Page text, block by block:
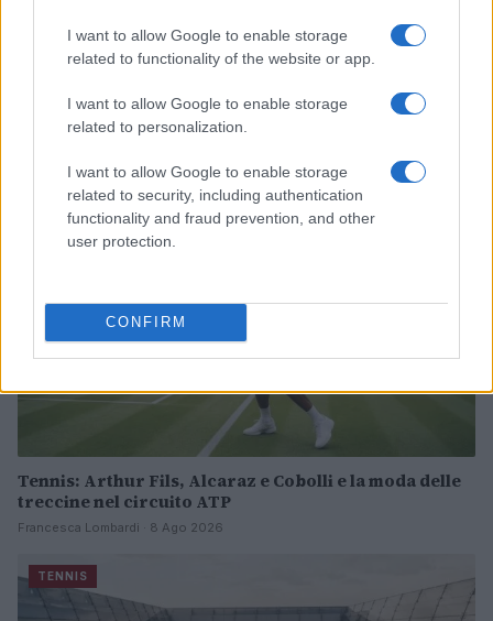
I want to allow Google to enable storage
related to functionality of the website or app.
I want to allow Google to enable storage
related to personalization.
I want to allow Google to enable storage
related to security, including authentication
functionality and fraud prevention, and other
user protection.
CONFIRM
Continua a leggere
TENNIS
Tennis: Arthur Fils, Alcaraz e Cobolli e la moda delle
treccine nel circuito ATP
Francesca Lombardi · 8 Ago 2026
TENNIS